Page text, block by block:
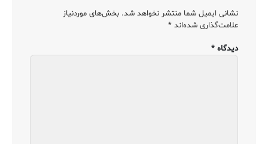
نشانی ایمیل شما منتشر نخواهد شد. بخش‌های موردنیاز
علامت‌گذاری شده‌اند *
دیدگاه *